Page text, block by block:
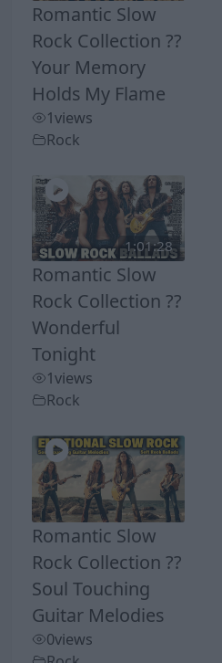
Romantic Slow
Rock Collection ??
Your Memory
Holds My Flame
1views
Rock
1:01:28
Romantic Slow
Rock Collection ??
Wonderful
Tonight
1views
Rock
Romantic Slow
Rock Collection ??
Soul Touching
Guitar Melodies
0views